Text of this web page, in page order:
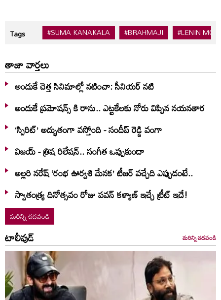
Tags #SUMA KANAKALA #BRAHMAJI #LENIN
తాజా వార్తలు
అందుకే చెత్త సినిమాల్లో నటించా: సీనియర్ నటి
అందుకే ప్రమోషన్స్ కి రాను.. ఎట్టకేలకు నోరు విప్పిన నయనతార
‘స్పిరిట్’ అద్భుతంగా వస్తోంది - సందీప్ రెడ్డి వంగా
విజయ్ - త్రిష రిలేషన్.. సంగీత ఒప్పుకుందా
అల్లరి నరేష్ ‘రంభ ఊర్వశి మేనక’ టీజర్ వచ్చేది ఎప్పుడంటే..
స్వాతంత్య్ర దినోత్సవం రోజు పవన్ కళ్యాణ్ ఇచ్చే ట్రీట్ ఇదే!
మరిన్ని చదవండి
టాలీవుడ్ మరిన్ని చదవండి